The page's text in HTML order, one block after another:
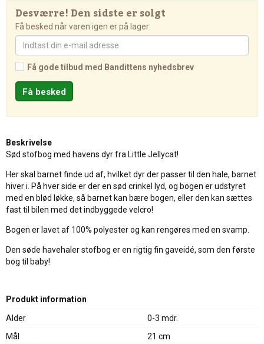
Desværre! Den sidste er solgt
Få besked når varen igen er på lager:
Få gode tilbud med Bandittens nyhedsbrev
Beskrivelse
Sød stofbog med havens dyr fra Little Jellycat!
Her skal barnet finde ud af, hvilket dyr der passer til den hale, barnet
hiver i. På hver side er der en sød crinkel lyd, og bogen er udstyret
med en blød løkke, så barnet kan bære bogen, eller den kan sættes
fast til bilen med det indbyggede velcro!
Bogen er lavet af 100% polyester og kan rengøres med en svamp.
Den søde havehaler stofbog er en rigtig fin gaveidé, som den første
bog til baby!
Produkt information
Alder
0-3 mdr.
Mål
21 cm